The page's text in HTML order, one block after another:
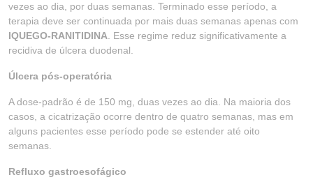
vezes ao dia, por duas semanas. Terminado esse período, a
terapia deve ser continuada por mais duas semanas apenas com
IQUEGO-RANITIDINA . Esse regime reduz significativamente a
recidiva de úlcera duodenal.
Úlcera pós-operatória
A dose-padrão é de 150 mg, duas vezes ao dia. Na maioria dos
casos, a cicatrização ocorre dentro de quatro semanas, mas em
alguns pacientes esse período pode se estender até oito
semanas.
Refluxo gastroesofágico